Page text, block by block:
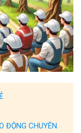
ĐỘNG CHUYÊN